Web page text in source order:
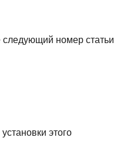
следующий номер статьи
этого